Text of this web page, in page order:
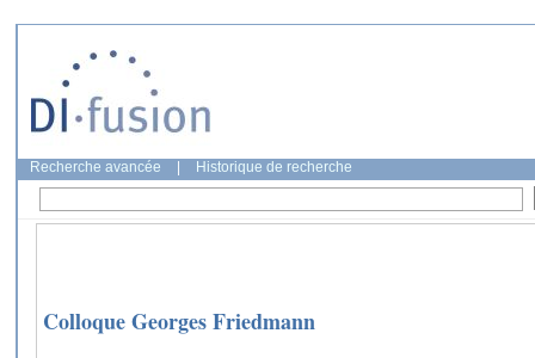
Recherche avancée Historique de recherche
Colloque Georges Friedmann